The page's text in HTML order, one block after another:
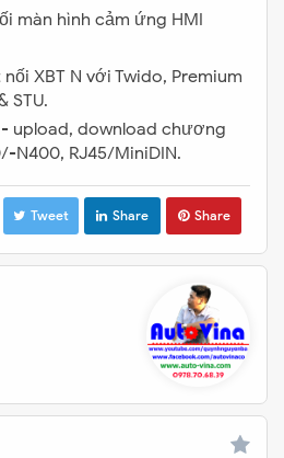
màn hình cảm ứng HMI
XBT N với Twido, Premium
STU.
- upload, download chương
N400, RJ45/MiniDIN.
Tweet Share Share